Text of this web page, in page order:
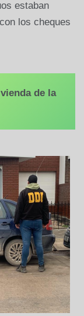
estaban
los cheques
de la